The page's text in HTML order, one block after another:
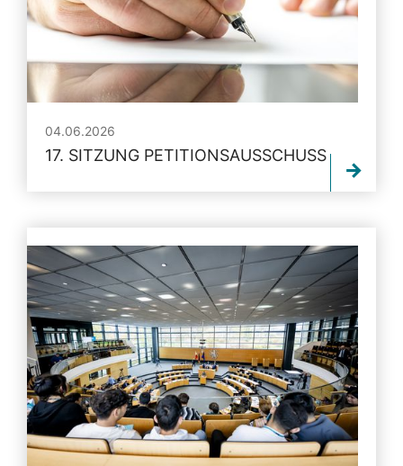
04.06.2026
17. SITZUNG PETITIONSAUSSCHUSS